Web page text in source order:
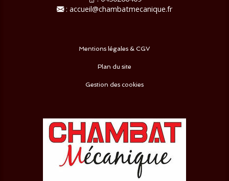
: accueil@chambatmecanique.fr
Mentions légales & CGV
Plan du site
Gestion des cookies